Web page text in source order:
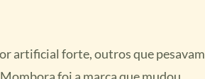
artificial forte, outros que pesavam